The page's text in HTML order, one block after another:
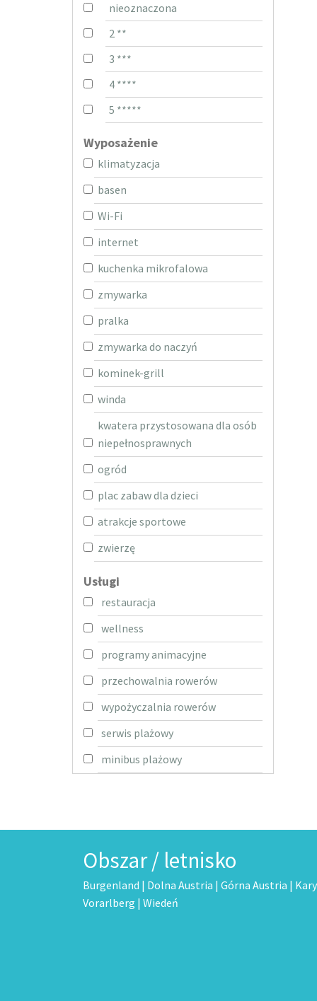
nieoznaczona
2 **
3 ***
4 ****
5 *****
Wyposażenie
klimatyzacja
basen
Wi-Fi
internet
kuchenka mikrofalowa
zmywarka
pralka
zmywarka do naczyń
kominek-grill
winda
kwatera przystosowana dla osób
niepełnosprawnych
ogród
plac zabaw dla dzieci
atrakcje sportowe
zwierzę
Usługi
restauracja
wellness
programy animacyjne
przechowalnia rowerów
wypożyczalnia rowerów
serwis plażowy
minibus plażowy
Obszar / letnisko
Burgenland | Dolna Austria | Górna Austria |
Vorarlberg | Wiedeń